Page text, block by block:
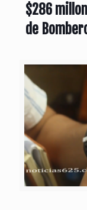
$286
de